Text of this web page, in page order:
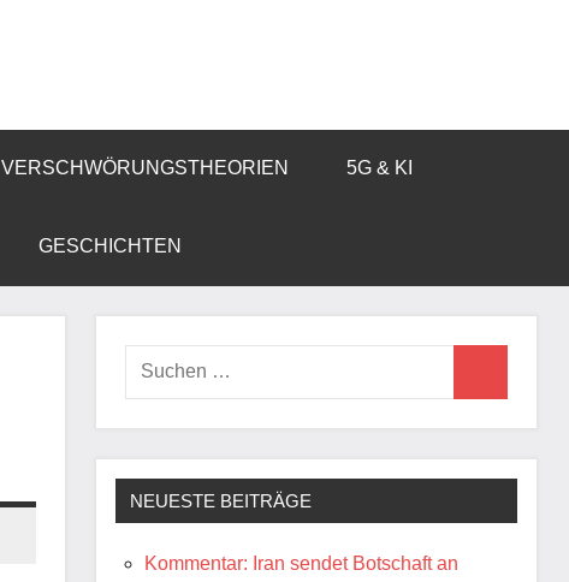
VERSCHWÖRUNGSTHEORIEN 5G & KI
GESCHICHTEN
Suchen
nach:
NEUESTE BEITRÄGE
Kommentar: Iran sendet Botschaft an